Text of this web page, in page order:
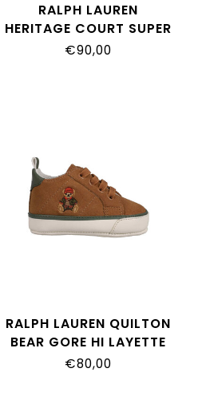
RALPH LAUREN
HERITAGE COURT SUPER
PS RL05858410
€90,00
RALPH LAUREN QUILTON
BEAR GORE HI LAYETTE
RL06198267
€80,00